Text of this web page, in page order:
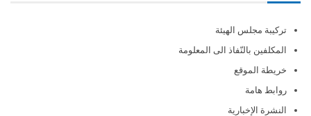
تركيبة مجلس الهيئة
المكلفين بالنّفاذ الى المعلومة
خريطة الموقع
روابط هامة
النشرة الإخبارية